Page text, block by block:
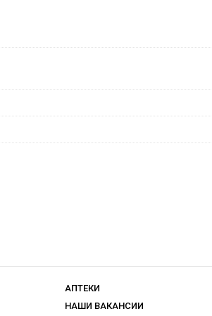
АПТЕКИ
НАШИ ВАКАНСИИ